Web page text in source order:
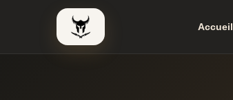
Le Viking Couteau
Accueil